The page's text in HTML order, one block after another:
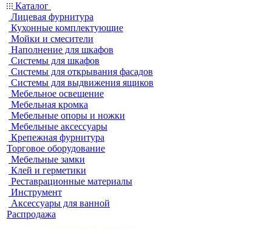
Каталог
Лицевая фурнитура
Кухонные комплектующие
Мойки и смесители
Наполнение для шкафов
Системы для шкафов
Системы для открывания фасадов
Системы для выдвижения ящиков
Мебельное освещение
Мебельная кромка
Мебельные опоры и ножки
Мебельные аксессуары
Крепежная фурнитура
Торговое оборудование
Мебельные замки
Клей и герметики
Реставрационные материалы
Инструмент
Аксессуары для ванной
Распродажа